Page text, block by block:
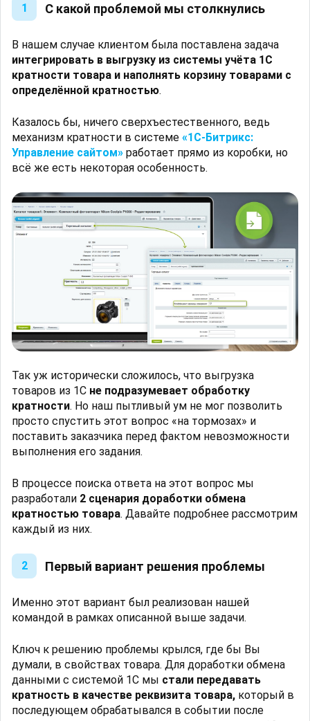
1 C какой проблемой мы столкнулись
В нашем случае клиентом была поставлена задача
интегрировать в выгрузку из системы учёта 1С
кратности товара и наполнять корзину товарами с
определённой кратностью.
Казалось бы, ничего сверхъестественного, ведь
механизм кратности в системе «1С-Битрикс:
Управление сайтом» работает прямо из коробки, но
всё же есть некоторая особенность.
Так уж исторически сложилось, что выгрузка
товаров из 1С не подразумевает обработку
кратности. Но наш пытливый ум не мог позволить
просто спустить этот вопрос «на тормозах» и
поставить заказчика перед фактом невозможности
выполнения его задания.
В процессе поиска ответа на этот вопрос мы
разработали 2 сценария доработки обмена
кратностью товара. Давайте подробнее рассмотрим
каждый из них.
2 Первый вариант решения проблемы
Именно этот вариант был реализован нашей
командой в рамках описанной выше задачи.
Ключ к решению проблемы крылся, где бы Вы
думали, в свойствах товара. Для доработки обмена
данными с системой 1С мы стали передавать
кратность в качестве реквизита товара, который в
последующем обрабатывался в событии после